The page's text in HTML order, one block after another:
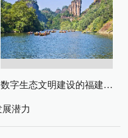
数字生态文明建设的福建路径与启示
潜力